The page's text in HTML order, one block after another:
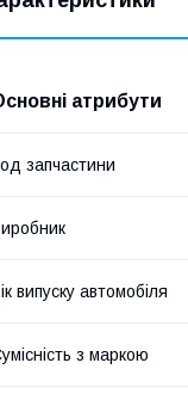
атрибути
запчастини
випуску автомобіля
з маркою